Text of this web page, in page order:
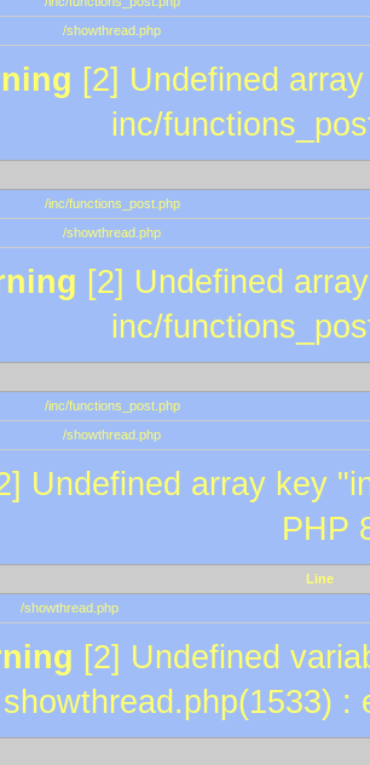
/showthread.php
[2] Undefined
inc/
/inc/functions_post.php
/showthread.php
[2] Undefined
inc/
/inc/functions_post.php
/showthread.php
Undefined array key
PHP
Line
/showthread.php
[2] Undefined
showthread.php(1533) :